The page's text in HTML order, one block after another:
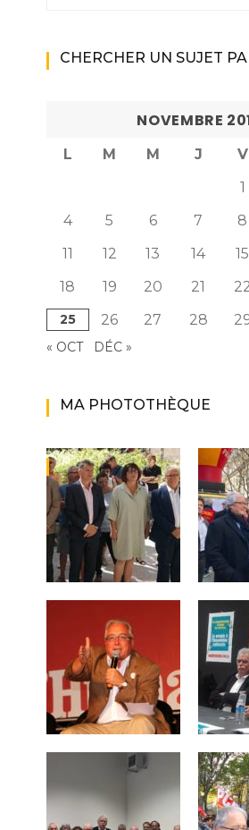
CHERCHER UN SUJET
NOVEMBRE
L M M J V
1
4
5 6 7 8
11
12 13 14 15
18 19 20 21
25 26 27 28
« OCT DÉC »
MA PHOTOTHÈQUE